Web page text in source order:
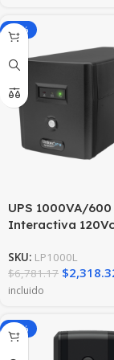
-66%
UPS 1000VA/
Interactiva
Respaldadas) /
Regulación de
Protección RJ45
SKU: LP1000L
$6,781.17 $
incluido
-41%